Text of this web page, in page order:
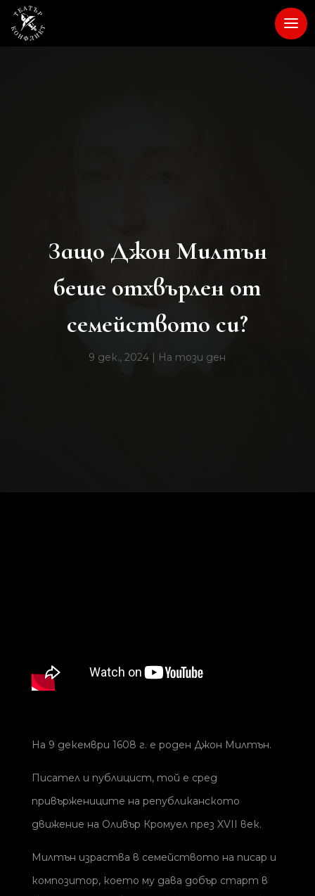
Защо Джон Милтън
беше отхвърлен от
семейството си?
9 дек., 2024 | На този ден
На 9 декември 1608 г. е роден Джон Милтън.
Писател и публицист, той е сред
привържениците на републиканското
движение на Оливър Кромуел през XVII век.
Милтън израства в семейството на писар и
композитор, което му дава добър старт в